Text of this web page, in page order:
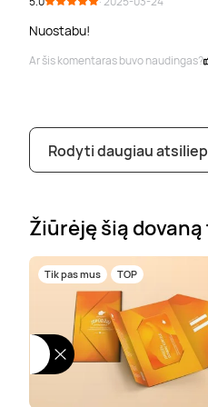
Nuostabu!
Ar šis komentaras buvo naudingas?
Rodyti daugiau
Žiūrėję šią
Tik pas mus TOP